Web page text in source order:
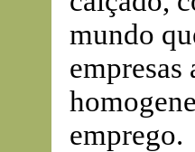
mundo
emprego.